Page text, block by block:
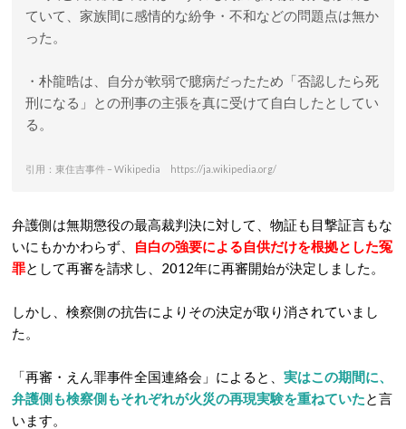
ていて、家族間に感情的な紛争・不和などの問題点は無か
った。
・朴龍晧は、自分が軟弱で臆病だったため「否認したら死
刑になる」との刑事の主張を真に受けて自白したとしてい
る。
引用：東住吉事件 – Wikipedia https://ja.wikipedia.org/
弁護側は無期懲役の最高裁判決に対して、物証も目撃証言もな
いにもかかわらず、
自白の強要による自供だけを根拠とした冤
罪として再審を請求し、2012年に再審開始が決定しました。
しかし、検察側の抗告によりその決定が取り消されていまし
た。
「再審・えん罪事件全国連絡会」によると、 実はこの期間に、
弁護側も検察側もそれぞれが火災の再現実験を重ねていたと言
います。